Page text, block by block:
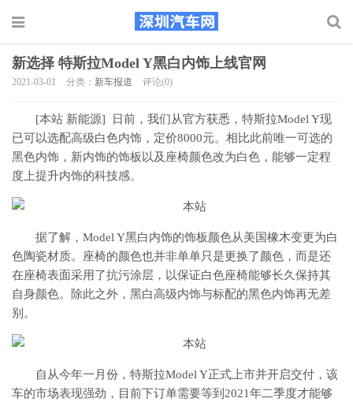
新选择 特斯拉Model Y黑白内饰上线官网
2021-03-01 分类： 新车报道 评论(0)
[本站 新能源] 日前，我们从官方获悉，特斯拉Model Y现
已可以选配高级白色内饰，定价8000元。相比此前唯一可选的
黑色内饰，新内饰的饰板以及座椅颜色改为白色，能够一定程
度上提升内饰的科技感。
据了解，Model Y黑白内饰的饰板颜色从美国橡木变更为白
色陶瓷材质。座椅的颜色也并非单单只是更换了颜色，而是还
在座椅表面采用了抗污涂层，以保证白色座椅能够长久保持其
自身颜色。除此之外，黑白高级内饰与标配的黑色内饰再无差
别。
自从今年一月份，特斯拉Model Y正式上市并开启交付，该
车的市场表现强劲，目前下订单需要等到2021年二季度才能够